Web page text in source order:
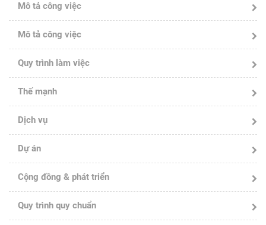
Mô tả công việc
Mô tả công việc
Quy trình làm việc
Thế mạnh
Dịch vụ
Dự án
Cộng đồng & phát triển
Quy trình quy chuẩn